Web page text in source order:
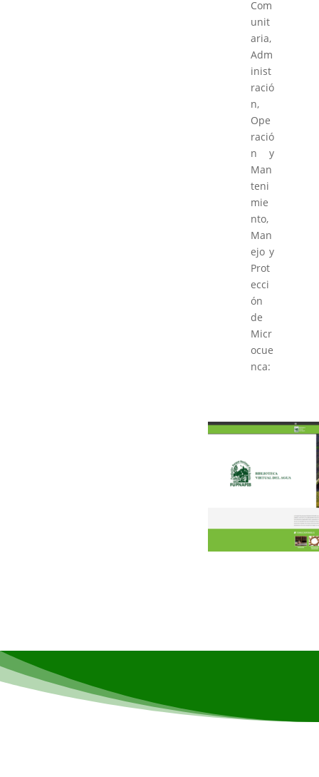
Com
unit
aria,
Adm
inist
ració
n,
Ope
ració
n y
Man
teni
mie
nto,
Man
ejo y
Prot
ecci
ón
de
Micr
ocue
nca: